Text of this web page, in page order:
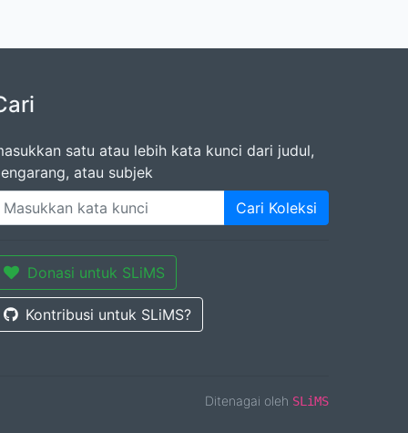
satu atau lebih kata kunci dari judul,
atau subjek
Cari Koleksi
Donasi untuk SLiMS
Kontribusi untuk SLiMS?
Ditenagai oleh SLiMS